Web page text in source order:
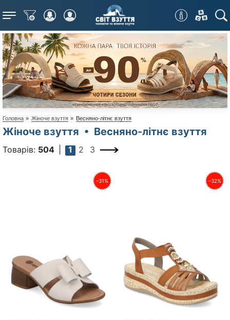
Меню
Головна » Жіноче взуття » Весняно-літнє взуття
Жіноче взуття • Весняно-літнє взуття
Товарів: 504 1 2 3
–31% –32%